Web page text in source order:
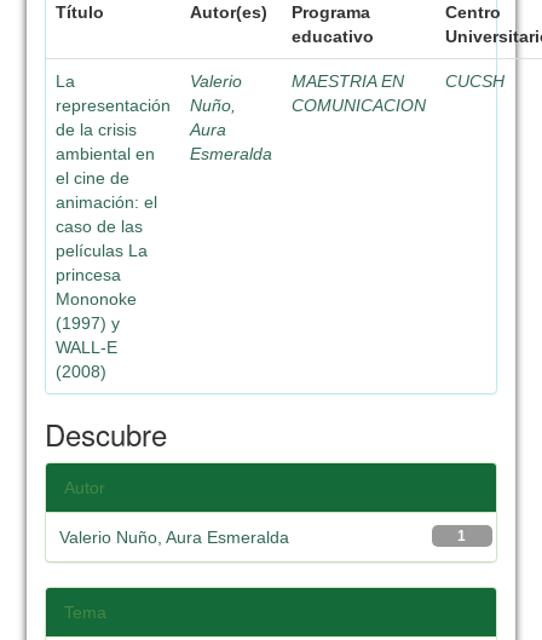
Título Autor(es)
Programa
educativo
Centro
La
representación
de la crisis
ambiental en
el cine de
animación: el
caso de las
películas La
princesa
Mononoke
(1997) y
WALL-E
(2008)
Valerio
Nuño,
Aura
Esmeralda
MAESTRIA EN
COMUNICACION
CUCSH
Descubre
Autor
1
Valerio Nuño, Aura Esmeralda
Tema